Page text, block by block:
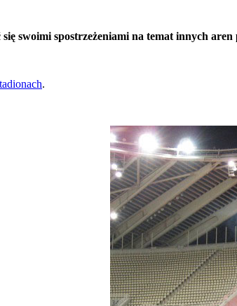
się swoimi spostrzeżeniami na temat innych
.